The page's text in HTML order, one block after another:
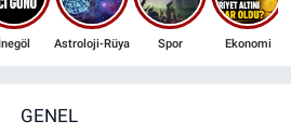
Astroloji-Rüya Spor Ekonomi
GENEL